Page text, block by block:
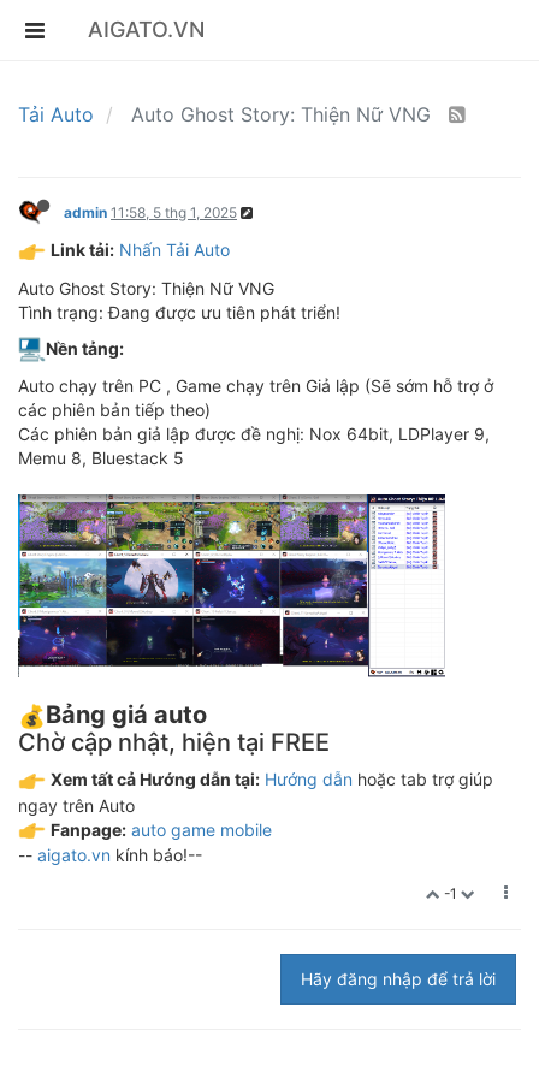
AIGATO.VN
Tải Auto Auto Ghost Story: Thiện Nữ VNG
admin 11:58, 5 thg 1, 2025
Link tải: Nhấn Tải Auto
Auto Ghost Story: Thiện Nữ VNG
Tình trạng: Đang được ưu tiên phát triển!
Nền tảng:
Auto chạy trên PC , Game chạy trên Giả lập (Sẽ sớm hỗ trợ ở
các phiên bản tiếp theo)
Các phiên bản giả lập được đề nghị: Nox 64bit, LDPlayer 9,
Memu 8, Bluestack 5
Bảng giá auto
Chờ cập nhật, hiện tại FREE
Xem tất cả Hướng dẫn tại: Hướng dẫn hoặc tab trợ giúp
ngay trên Auto
Fanpage: auto game mobile
-- aigato.vn kính báo!--
-1
Hãy đăng nhập để trả lời